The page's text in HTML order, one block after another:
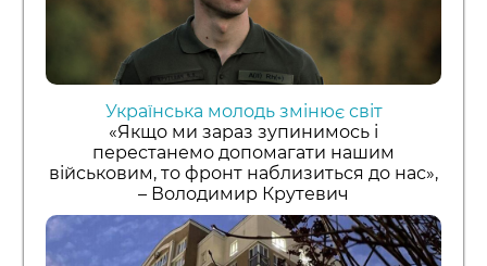
Українська молодь змінює світ
«Якщо ми зараз зупинимось і
перестанемо допомагати нашим
військовим, то фронт наблизиться до нас»,
– Володимир Крутевич